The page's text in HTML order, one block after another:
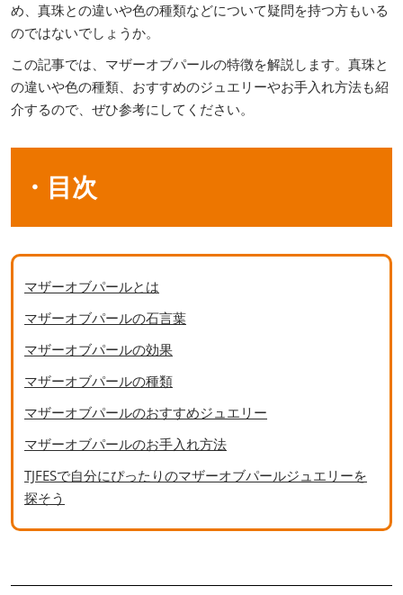
め、真珠との違いや色の種類などについて疑問を持つ方もいる
のではないでしょうか。
この記事では、マザーオブパールの特徴を解説します。真珠と
の違いや色の種類、おすすめのジュエリーやお手入れ方法も紹
介するので、ぜひ参考にしてください。
・目次
マザーオブパールとは
マザーオブパールの石言葉
マザーオブパールの効果
マザーオブパールの種類
マザーオブパールのおすすめジュエリー
マザーオブパールのお手入れ方法
TJFESで自分にぴったりのマザーオブパールジュエリーを
探そう